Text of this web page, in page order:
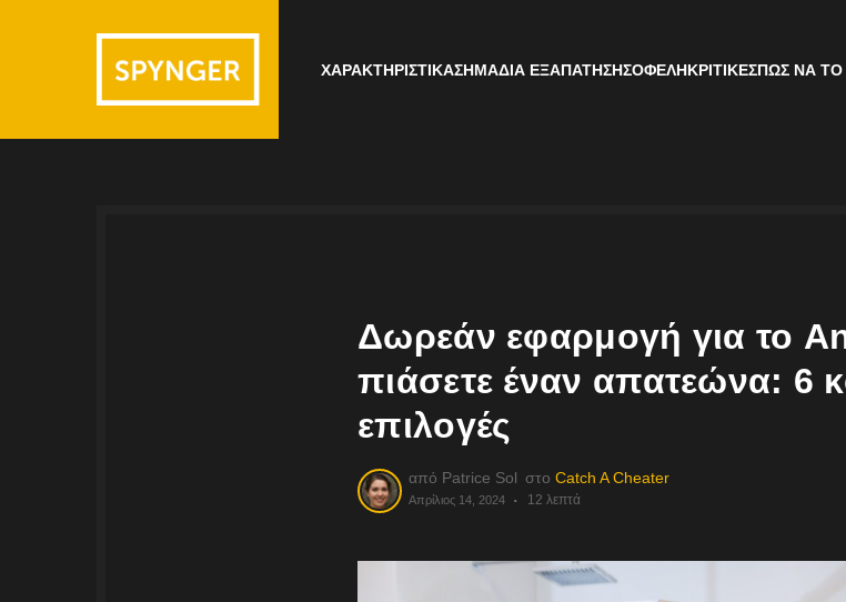
ΧΑΡΑΚΤΗΡΙΣΤΙΚΆΣΗΜΆΔΙΑ ΕΞΑΠΆΤΗΣΗΣΟΦΈΛΗΚΡΙΤΙΚΈΣΠΏΣ ΝΑ ΤΟ
Δωρεάν εφαρμογή για το
πιάσετε έναν απατεώνα: 6
επιλογές
από Patrice Sol στο Catch A Cheater
Απρίλιος 14, 2024 12 λεπτά